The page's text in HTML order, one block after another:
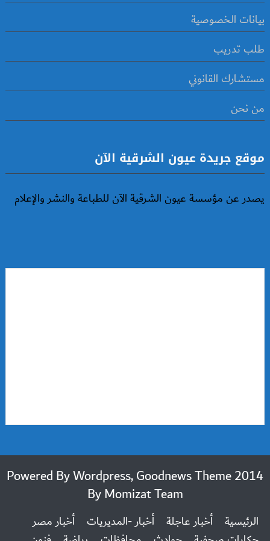
بيانات الخصوصية
طلب تدريب
مستشارك القانوني
من نحن
موقع جريدة عيون الشرقية الآن
يصدر عن مؤسسة عيون الشرقية الآن للطباعة والنشر والإعلام
2014 Powered By Wordpress, Goodnews Theme
ByMomizat Team
الرئيسية أخبار عاجلة أخبار -المديريات
أخبار مصر